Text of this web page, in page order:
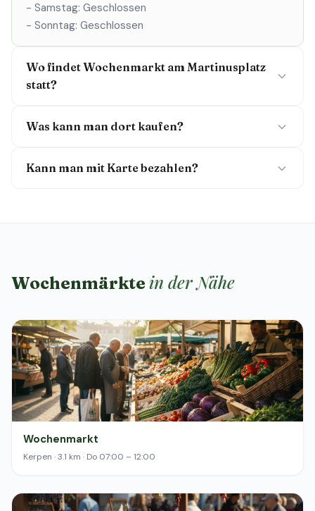
- Samstag: Geschlossen
- Sonntag: Geschlossen
Wo findet Wochenmarkt am Martinusplatz
statt?
Was kann man dort kaufen?
Kann man mit Karte bezahlen?
Wochenmärkte in der Nähe
Wochenmarkt
Kerpen · 3.1 km · Do 07:00 – 12:00